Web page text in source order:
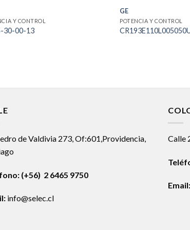
Y CONTROL
30-00-13
GE
POTENCIA Y CONTROL
de Valdivia 273, Of:601,Providencia,
(+56) 2 6465 9750
info@selec.cl
Calle
Email: